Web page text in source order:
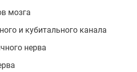
мозга
и кубитального канала
нерва